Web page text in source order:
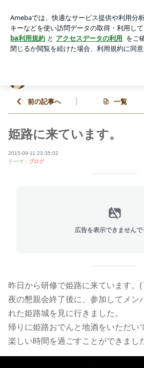
アプリをダウンロードして ブログの更新通知
ょう。
前の記事へ 一覧
姫路に来ています。
2015-09-11 23:35:02
テーマ： ブログ
広告を表示できませんで
昨日から研修で姫路に来ています
夜の懇親会終了後に、参加してメン
れた姫路城を見に行きました。
帰りに姫路おでんと地酒をいただい
楽しい時間を過ごすことができまし